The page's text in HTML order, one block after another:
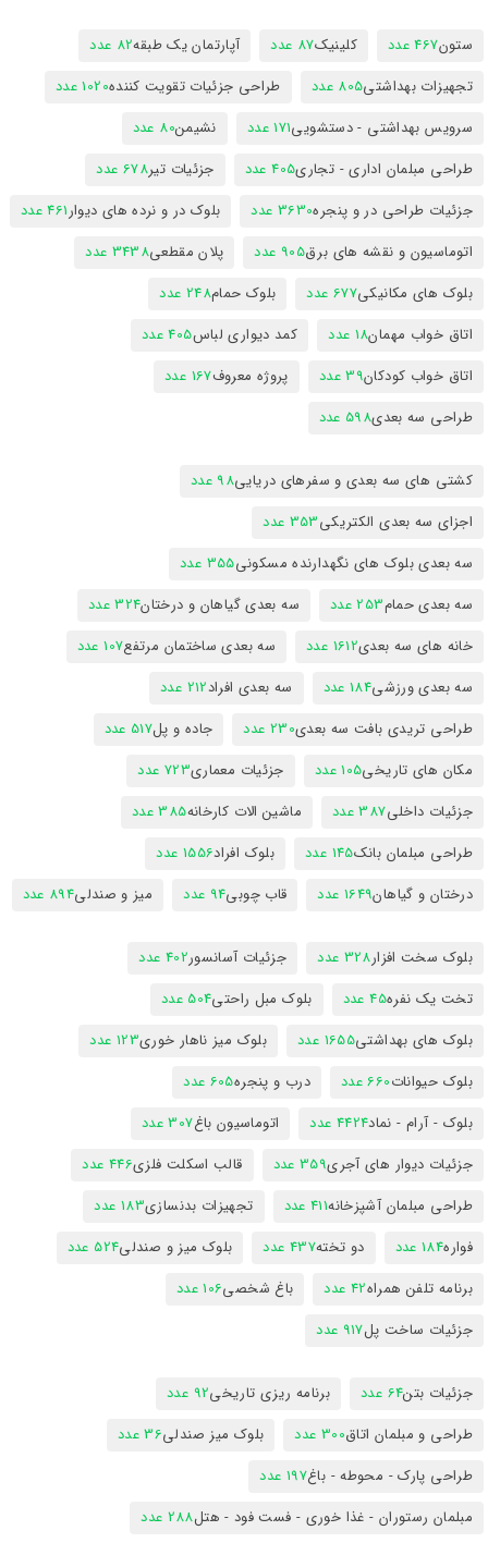
ستون467 عدد کلینیک87 عدد آپارتمان یک طبقه82 عدد
تجهیزات بهداشتی805 عدد طراحی جزئیات تقویت کننده1020 عدد
سرویس بهداشتی - دستشویی171 عدد نشیمن80 عدد
طراحی مبلمان اداری - تجاری405 عدد جزئیات تیر678 عدد
جزئیات طراحی در و پنجره3630 عدد بلوک در و نرده های دیوار461 عدد
اتوماسیون و نقشه های برق905 عدد پلان مقطعی3438 عدد
بلوک های مکانیکی677 عدد بلوک حمام248 عدد
اتاق خواب مهمان18 عدد کمد دیواری لباس405 عدد
اتاق خواب کودکان39 عدد پروژه معروف167 عدد
طراحی سه بعدی598 عدد
کشتی های سه بعدی و سفرهای دریایی98 عدد
اجزای سه بعدی الکتریکی353 عدد
سه بعدی بلوک های نگهدارنده مسکونی355 عدد
سه بعدی حمام253 عدد سه بعدی گیاهان و درختان324 عدد
خانه های سه بعدی1612 عدد سه بعدی ساختمان مرتفع107 عدد
سه بعدی ورزشی184 عدد سه بعدی افراد212 عدد
طراحی تریدی بافت سه بعدی230 عدد جاده و پل517 عدد
مکان های تاریخی105 عدد جزئیات معماری723 عدد
جزئیات داخلی387 عدد ماشین الات کارخانه385 عدد
طراحی مبلمان بانک145 عدد بلوک افراد1556 عدد
درختان و گیاهان1649 عدد قاب چوبی94 عدد میز و صندلی894 عدد
بلوک سخت افزار328 عدد جزئیات آسانسور402 عدد
تخت یک نفره45 عدد بلوک مبل راحتی504 عدد
بلوک های بهداشتی1655 عدد بلوک میز ناهار خوری123 عدد
بلوک حیوانات660 عدد درب و پنجره605 عدد
بلوک - آرام - نماد4424 عدد اتوماسیون باغ307 عدد
جزئیات دیوار های آجری359 عدد قالب اسکلت فلزی446 عدد
طراحی مبلمان آشپزخانه411 عدد تجهیزات بدنسازی183 عدد
فواره184 عدد دو تخته437 عدد بلوک میز و صندلی524 عدد
برنامه تلفن همراه42 عدد باغ شخصی106 عدد
جزئیات ساخت پل917 عدد
جزئیات بتن64 عدد برنامه ریزی تاریخی92 عدد
طراحی و مبلمان اتاق300 عدد بلوک میز صندلی36 عدد
طراحی پارک - محوطه - باغ197 عدد
مبلمان رستوران - غذا خوری - فست فود - هتل288 عدد